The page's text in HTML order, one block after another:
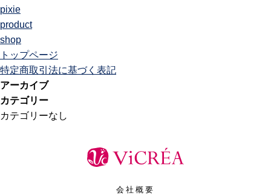
pixie
product
shop
トップページ
特定商取引法に基づく表記
アーカイブ
カテゴリー
カテゴリーなし
会社概要